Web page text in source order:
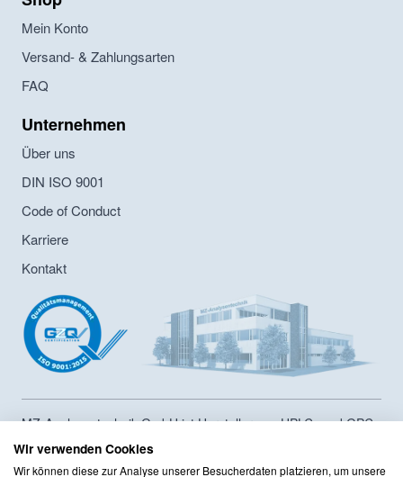
Mein Konto
Versand- & Zahlungsarten
FAQ
Unternehmen
Über uns
DIN ISO 9001
Code of Conduct
Karriere
Kontakt
MZ-Analysentechnik GmbH ist Hersteller von HPLC- und GPC-
Säulen sowie Lieferant von Chromatographiesäulen und
Zubehör seit 1986. Das Unternehmen hat ein
Wir verwenden Cookies
Wir können diese zur Analyse unserer Besucherdaten platzieren, um unsere